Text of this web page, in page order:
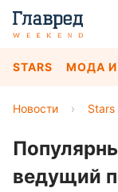
STARS МОДА И
Новости › Stars
ведущий